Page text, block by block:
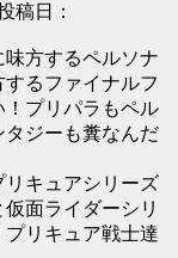
稿日：
味方するペルソナ
るファイナルフ
！プリパラもペル
タジーも糞なんだ
リキュアシリーズ
面ライダーシリ
リキュア戦士達